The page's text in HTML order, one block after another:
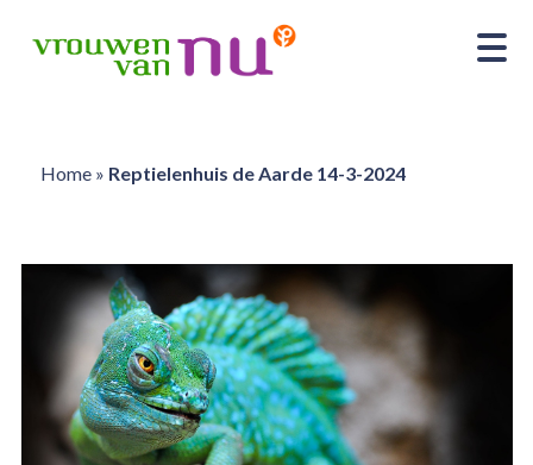
Home» Reptielenhuis de Aarde 14-3-2024